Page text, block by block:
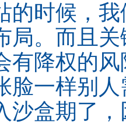
的时候，
局。而且
有降权的
脸一样别
沙盒期了